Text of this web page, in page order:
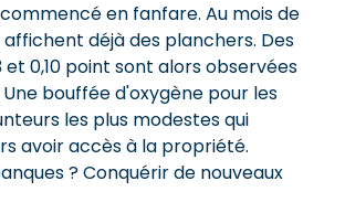
commencé en fanfare. Au mois de
déjà des planchers. Des
et 0,10 point sont alors observées
bouffée d'oxygène pour les
les plus modestes qui
avoir accès à la propriété.
? Conquérir de nouveaux